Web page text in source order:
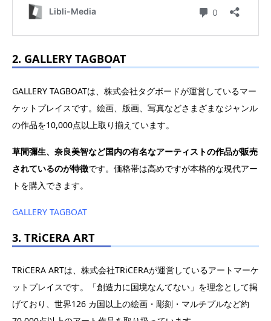
2. GALLERY TAGBOAT
GALLERY TAGBOATは、株式会社タグボードが運営しているマー
ケットプレイスです。絵画、版画、写真などさまざまなジャンル
の作品を10,000点以上取り揃えています。
草間彌生、奈良美智など国内の有名なアーティストの作品が販売
されているのが特徴です。価格帯は高めですが本格的な現代アー
トを購入できます。
GALLERY TAGBOAT
3. TRiCERA ART
TRiCERA ARTは、株式会社TRiCERAが運営しているアートマーケ
ットプレイスです。「創造力に国境なんてない」を理念として掲
げており、世界126 カ国以上の絵画・彫刻・マルチプルなど約